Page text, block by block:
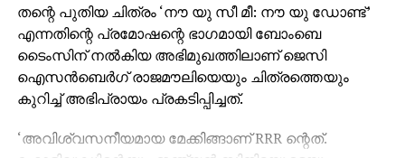
തന്റെ പുതിയ ചിത്രം ‘നൗ യു സീ മീ: നൗ യു ഡോണ്ട്’
എന്നതിന്റെ പ്രമോഷന്റെ ഭാഗമായി ബോംബെ
ടൈംസിന് നല്‍കിയ അഭിമുഖത്തിലാണ് ജെസി
ഐസന്‍ബെര്‍ഗ് രാജമൗലിയെയും ചിത്രത്തെയും
കുറിച്ച് അഭിപ്രായം പ്രകടിപ്പിച്ചത്.
‘അവിശ്വസനീയമായ മേക്കിങ്ങാണ് RRR ന്റെത്.